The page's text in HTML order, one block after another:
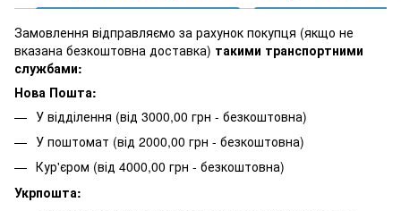
Замовлення відправляємо за рахунок покупця (якщо не
вказана безкоштовна доставка) такими транспортними
службами:
Нова Пошта:
У відділення (від 3000,00 грн - безкоштовна)
У поштомат (від 2000,00 грн - безкоштовна)
Кур'єром (від 4000,00 грн - безкоштовна)
Укрпошта: